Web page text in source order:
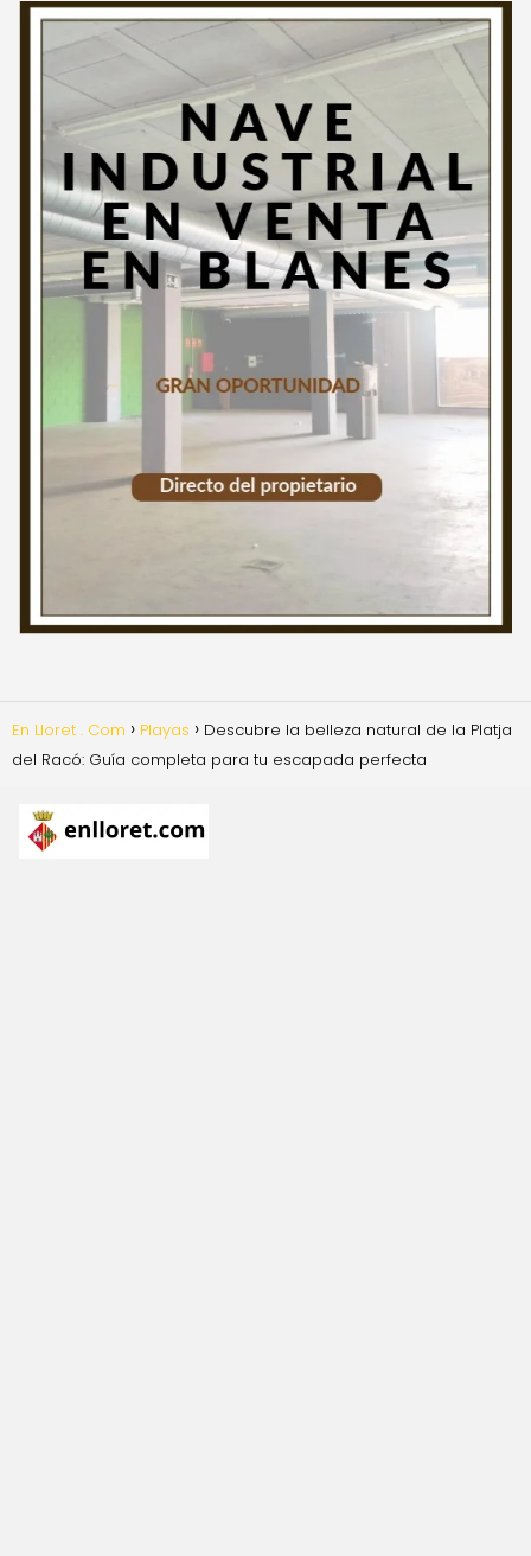
En Lloret . Com Playas
Descubre la belleza natural de la Platja
del Racó: Guía completa para tu escapada perfecta